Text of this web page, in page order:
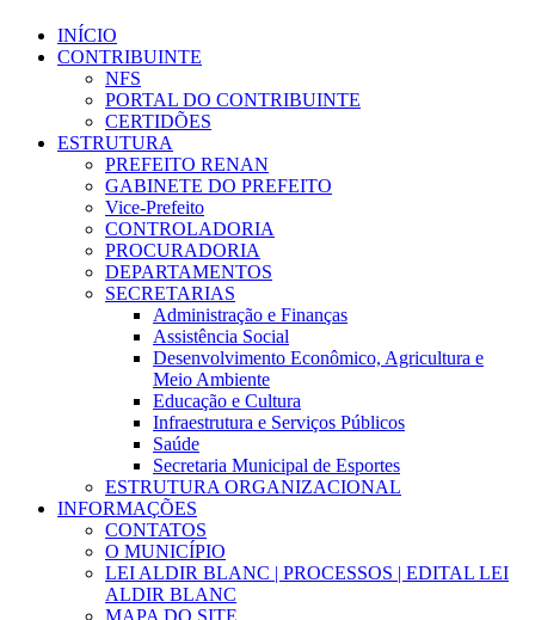
INÍCIO
CONTRIBUINTE
NFS
PORTAL DO CONTRIBUINTE
CERTIDÕES
ESTRUTURA
PREFEITO RENAN
GABINETE DO PREFEITO
Vice-Prefeito
CONTROLADORIA
PROCURADORIA
DEPARTAMENTOS
SECRETARIAS
Administração e Finanças
Assistência Social
Desenvolvimento Econômico, Agricultura e
Meio Ambiente
Educação e Cultura
Infraestrutura e Serviços Públicos
Saúde
Secretaria Municipal de Esportes
ESTRUTURA ORGANIZACIONAL
INFORMAÇÕES
CONTATOS
O MUNICÍPIO
LEI ALDIR BLANC | PROCESSOS | EDITAL LEI
ALDIR BLANC
MAPA DO SITE